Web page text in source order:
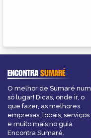
ENCONTRASUMARÉ
O melhor de Sumaré num
só lugar! Dicas, onde ir, o
que fazer, as melhores
empresas, locais, serviços
e muito mais no guia
Encontra Sumaré.